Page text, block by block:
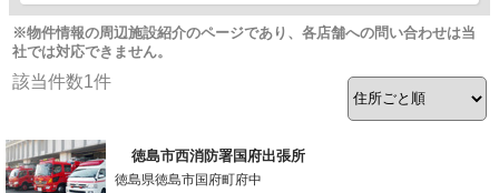
※物件情報の周辺施設紹介のページであり、各店舗への問い合わせは当
社では対応できません。
該当件数1件
徳島市西消防署国府出張所
徳島県徳島市国府町府中